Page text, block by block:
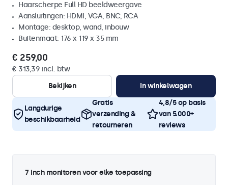
Haarscherpe Full HD beeldweergave
Aansluitingen: HDMI, VGA, BNC, RCA
Montage: desktop, wand, inbouw
Buitenmaat: 176 x 119 x 35 mm
€ 259,00
€ 313,39 incl. btw
Bekijken
In winkelwagen
Langdurige
beschikbaarheid
Gratis
verzending &
retourneren
4,8/5 op basis
van 5.000+
reviews
7 inch monitoren voor elke toepassing